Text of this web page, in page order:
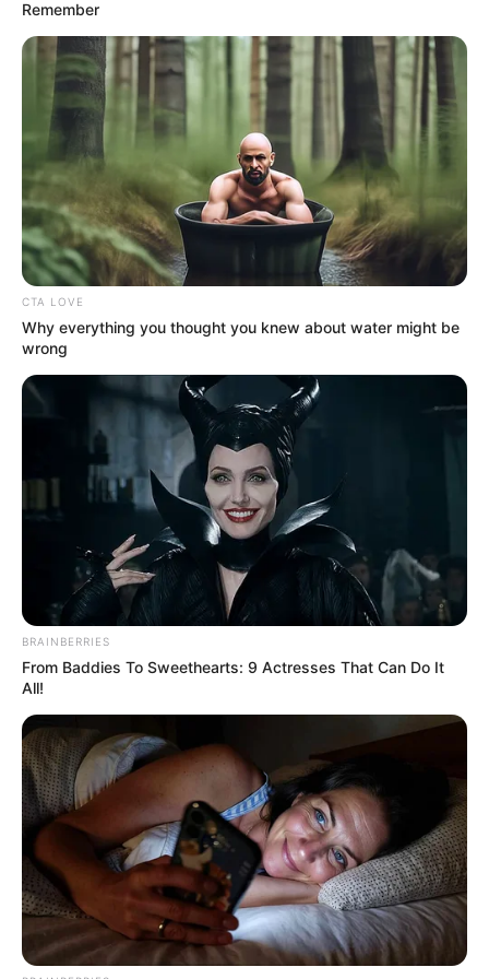
fontos tünet még, hogyha a beteg hátrafeszíti
lábát, akkor a térdhajlatban erős fájdalma lesz.
Remember
CTA LOVE
Why everything you thought you knew about water might be
wrong
BRAINBERRIES
From Baddies To Sweethearts: 9 Actresses That Can Do It
All!